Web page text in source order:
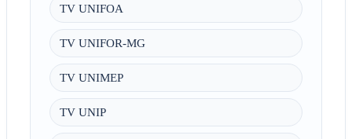
TV UNIFOA
TV UNIFOR-MG
TV UNIMEP
TV UNIP